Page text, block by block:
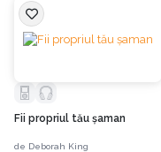
Fii propriul tău şaman
de Deborah King